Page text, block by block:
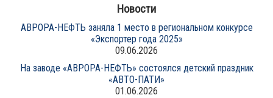
Новости
АВРОРА-НЕФТЬ заняла 1 место в региональном конкурсе
«Экспортер года 2025»
09.06.2026
На заводе «АВРОРА-НЕФТЬ» состоялся детский праздник
«АВТО-ПАТИ»
01.06.2026